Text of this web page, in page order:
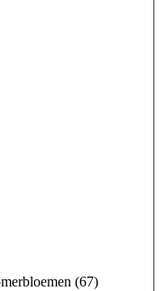
Bomen, Vaste planten en Zomerbloemen (67)